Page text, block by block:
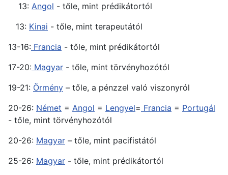
13: Angol - tőle, mint prédikátortól
13: Kinai - tőle, mint terapeutától
13-16: Francia - tőle, mint prédikátortól
17-20: Magyar - tőle, mint törvényhozótól
19-21: Örmény – tőle, a pénzzel való viszonyról
20-26: Német = Angol = Lengyel= Francia = Portugál
- tőle, mint törvényhozótól
20-26: Magyar – tőle, mint pacifistától
25-26: Magyar - tőle, mint prédikátortól